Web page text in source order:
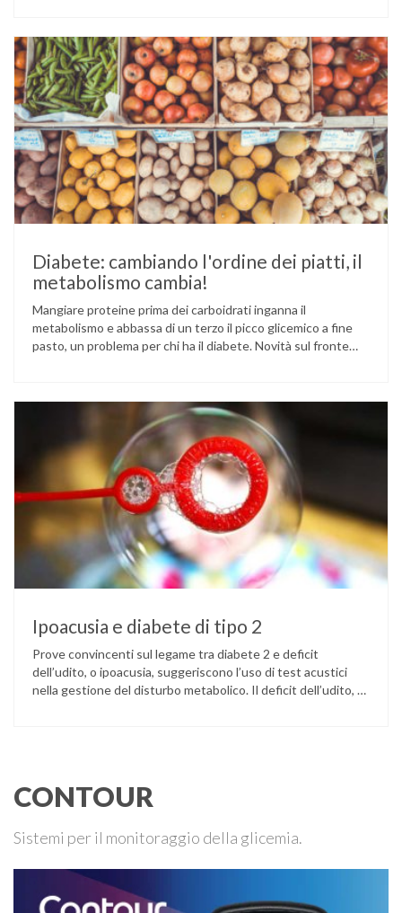
utilizzati per la preparazione di numerosi piatti, ma …
Diabete: cambiando l'ordine dei piatti, il
metabolismo cambia!
Mangiare proteine prima dei carboidrati inganna il
metabolismo e abbassa di un terzo il picco glicemico a fine
pasto, un problema per chi ha il diabete. Novità sul fronte
come ingannare il metabolismo ed evitare che gli zuccheri …
Ipoacusia e diabete di tipo 2
Prove convincenti sul legame tra diabete 2 e deficit
dell’udito, o ipoacusia, suggeriscono l’uso di test acustici
nella gestione del disturbo metabolico. Il deficit dell’udito, o
CONTOUR
Sistemi per il monitoraggio della glicemia.